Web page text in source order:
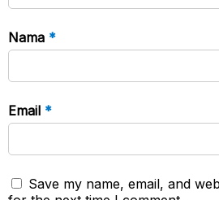
Nama *
Email *
Save my name, email, and